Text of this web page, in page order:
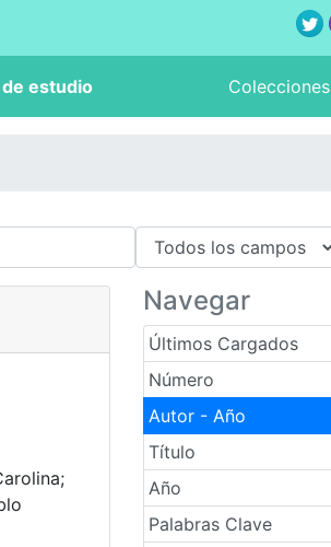
estudio Colecciones
Navegar
Últimos Cargados
Número
Autor - Año
Título
Año
Palabras Clave